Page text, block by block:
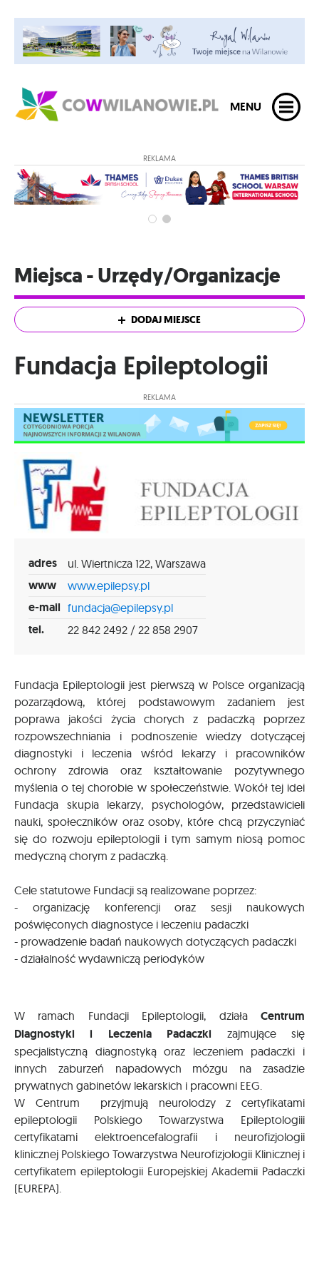
MENU
REKLAMA
Miejsca - Urzędy/Organizacje
DODAJ MIEJSCE
Fundacja Epileptologii
REKLAMA
adres ul. Wiertnicza 122, Warszawa
www www.epilepsy.pl
e-mail fundacja@epilepsy.pl
tel. 22 842 2492 / 22 858 2907
Fundacja Epileptologii jest pierwszą w Polsce organizacją
pozarządową, której podstawowym zadaniem jest
poprawa jakości życia chorych z padaczką poprzez
rozpowszechniania i podnoszenie wiedzy dotyczącej
diagnostyki i leczenia wśród lekarzy i pracowników
ochrony zdrowia oraz kształtowanie pozytywnego
myślenia o tej chorobie w społeczeństwie. Wokół tej idei
Fundacja skupia lekarzy, psychologów, przedstawicieli
nauki, społeczników oraz osoby, które chcą przyczyniać
się do rozwoju epileptologii i tym samym niosą pomoc
medyczną chorym z padaczką.
Cele statutowe Fundacji są realizowane poprzez:
- organizację konferencji oraz sesji naukowych
poświęconych diagnostyce i leczeniu padaczki
- prowadzenie badań naukowych dotyczących padaczki
- działalność wydawniczą periodyków
W ramach Fundacji Epileptologii, działa Centrum
Diagnostyki i Leczenia Padaczki zajmujące się
specjalistyczną diagnostyką oraz leczeniem padaczki i
innych zaburzeń napadowych mózgu na zasadzie
prywatnych gabinetów lekarskich i pracowni EEG.
W Centrum przyjmują neurolodzy z certyfikatami
epileptologii Polskiego Towarzystwa Epileptologiii
certyfikatami elektroencefalografii i neurofizjologii
klinicznej Polskiego Towarzystwa Neurofizjologii Klinicznej i
certyfikatem epileptologii Europejskiej Akademii Padaczki
(EUREPA).